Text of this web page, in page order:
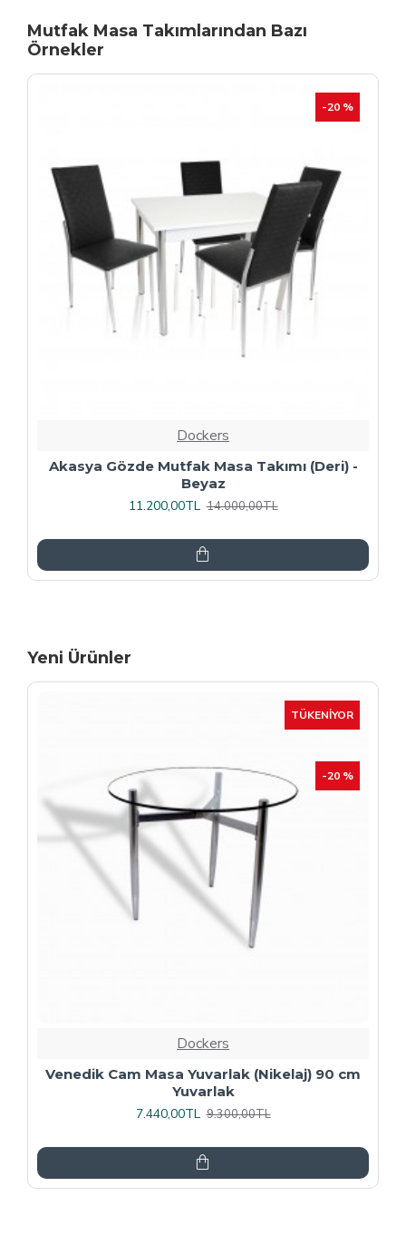
Mutfak Masa Takımlarından Bazı
Örnekler
İNDIRIM
-20 %
Dockers
Premıum - Gözde Mutfak Masa Takımı -
Füme
13.600,00TL 17.000,00TL
Yeni Ürünler
-15 %
Dockers
Plaza Kare ESB Mutfak Masası (Werzalit,
Allzalit veya Wermodin Tablalı 80X80) -
Afyon Mermer